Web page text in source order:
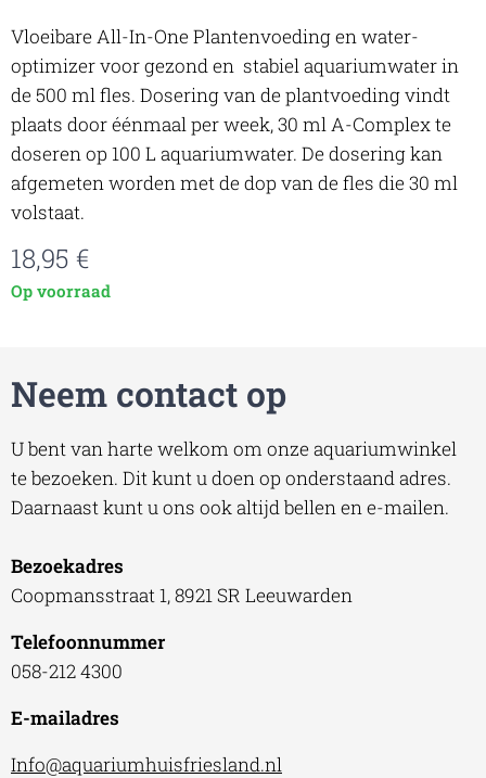
Vloeibare All-In-One Plantenvoeding en water-
optimizer voor gezond en stabiel aquariumwater in
de 500 ml fles. Dosering van de plantvoeding vindt
plaats door éénmaal per week, 30 ml A-Complex te
doseren op 100 L aquariumwater. De dosering kan
afgemeten worden met de dop van de fles die 30 ml
volstaat.
18,95 €
Op voorraad
Neem contact op
U bent van harte welkom om onze aquariumwinkel
te bezoeken. Dit kunt u doen op onderstaand adres.
Daarnaast kunt u ons ook altijd bellen en e-mailen.
Bezoekadres
Coopmansstraat 1, 8921 SR Leeuwarden
Telefoonnummer
058-212 4300
E-mailadres
Info@aquariumhuisfriesland.nl